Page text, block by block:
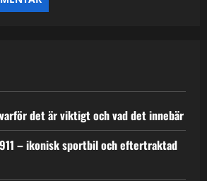
det är viktigt och vad det innebär
– ikonisk sportbil och eftertraktad